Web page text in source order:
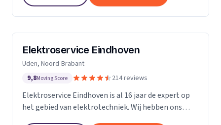
Elektroservice Eindhoven
Uden, Noord-Brabant
9,8Moving Score 214 reviews
Elektroservice Eindhoven is al 16 jaar de expert op
het gebied van elektrotechniek. Wij hebben ons